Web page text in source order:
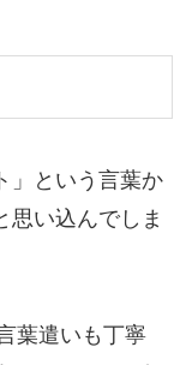
」という言葉か
思い込んでしま
葉遣いも丁寧